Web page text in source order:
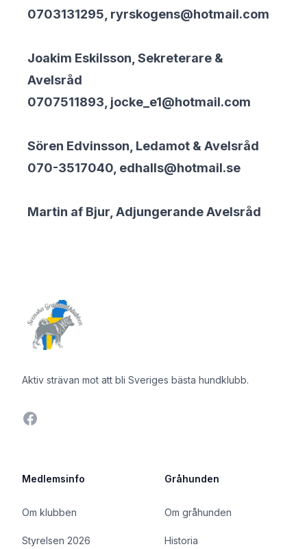
0703131295, ryrskogens@hotmail.com
Joakim Eskilsson, Sekreterare &
Avelsråd
0707511893, jocke_e1@hotmail.com
Sören Edvinsson, Ledamot & Avelsråd
070-3517040, edhalls@hotmail.se
Martin af Bjur, Adjungerande Avelsråd
Aktiv strävan mot att bli Sveriges bästa hundklubb.
Facebook
Medlemsinfo
Om klubben
Styrelsen 2026
Gråhunden
Om gråhunden
Historia